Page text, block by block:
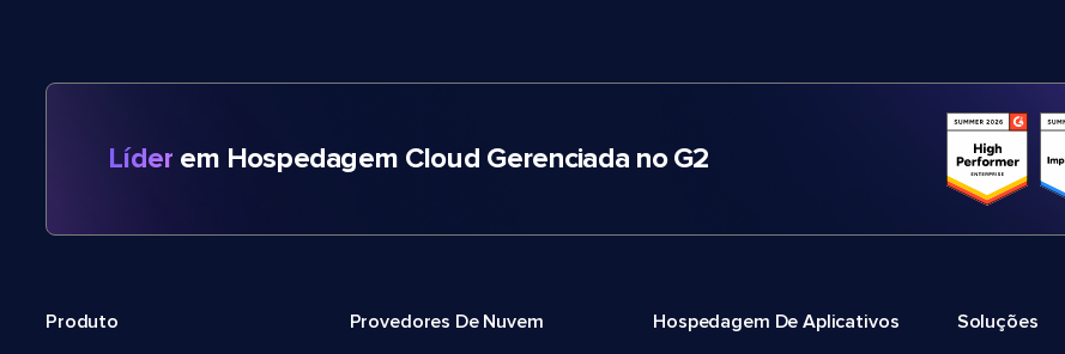
Líder em Hospedagem Cloud Gerenciada no G2
Produto Provedores De Nuvem Hospedagem De Aplicativos Soluções